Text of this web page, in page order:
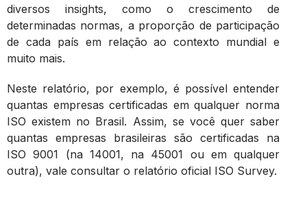
diversos insights, como o crescimento de
determinadas normas, a proporção de participação
de cada país em relação ao contexto mundial e
muito mais.
Neste relatório, por exemplo, é possível entender
quantas empresas certificadas em qualquer norma
ISO existem no Brasil. Assim, se você quer saber
quantas empresas brasileiras são certificadas na
ISO 9001 (na 14001, na 45001 ou em qualquer
outra), vale consultar o relatório oficial ISO Survey.